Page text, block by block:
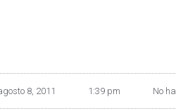
8, 2011 1:39 pm No